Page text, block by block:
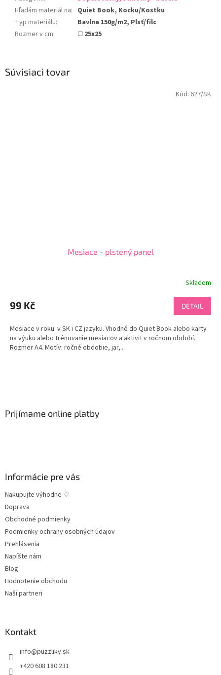
Súvisiaci tovar
Mesiace - plstený panel
Skladom
99 Kč DETAIL
Mesiace v roku v SK i CZ jazyku. Vhodné do Quiet Book alebo karty
na výuku alebo trénovanie mesiacov a aktivit v ročnom období.
Rozmer A4. Motív: ročné obdobie, jar,...
Kód: 627/SK
Hľadám materiál na: Quiet Book, Kocku/Kostku
Typ materiálu:
Bavlna 150g/m2, Plsť/filc
Rozmer v cm: ☐ 25x25
Prijímame online platby
Informácie pre vás
Nakupujte výhodne ♡
Doprava
Obchodné podmienky
Podmienky ochrany osobných údajov
Prehlásenia
Napíšte nám
Blog
Hodnotenie obchodu
Naši partneri
Kontakt
info@puzzliky.sk
+420 608 180 231